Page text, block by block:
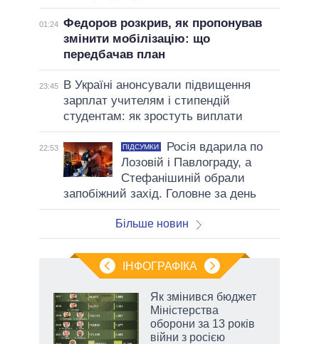
01:24 Федоров розкрив, як пропонував
змінити мобілізацію: що
передбачав план
23:45
В Україні анонсували підвищення
зарплат учителям і стипендій
студентам: як зростуть виплати
22:53 ПІДСУМКИ
Росія вдарила по
Лозовій і Павлограду, а
Стефанішиній обрали
запобіжний захід. Головне за день
Більше новин
ІНФОГРАФІКА
Як змінився бюджет
Міністерства
оборони за 13 років
війни з росією